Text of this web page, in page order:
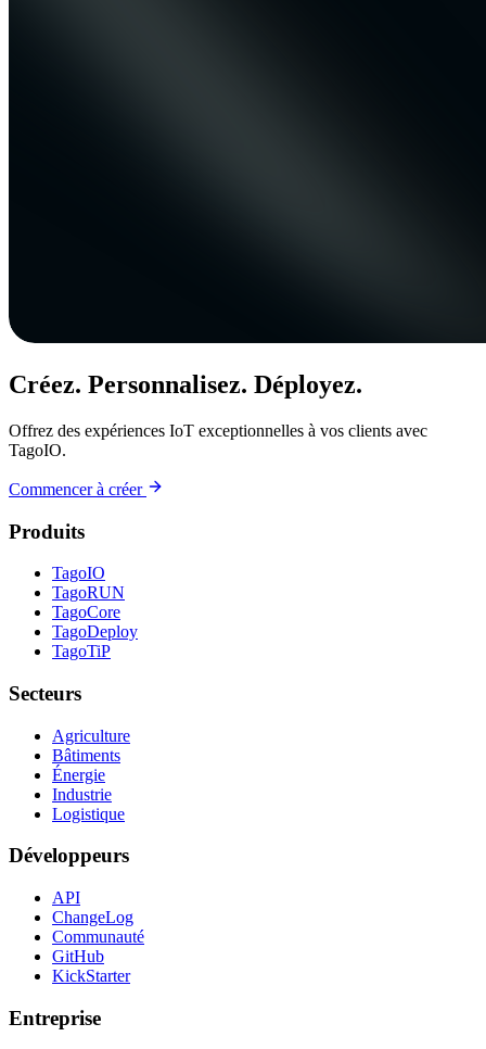
Créez. Personnalisez. Déployez.
Offrez des expériences IoT exceptionnelles à vos clients avec
TagoIO.
Commencer à créer
Produits
TagoIO
TagoRUN
TagoCore
TagoDeploy
TagoTiP
Secteurs
Agriculture
Bâtiments
Énergie
Industrie
Logistique
Développeurs
API
ChangeLog
Communauté
GitHub
KickStarter
Entreprise